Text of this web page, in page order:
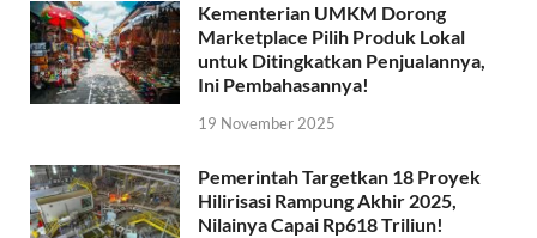
Kementerian UMKM Dorong
Marketplace Pilih Produk Lokal
untuk Ditingkatkan Penjualannya,
Ini Pembahasannya!
19 November 2025
Pemerintah Targetkan 18 Proyek
Hilirisasi Rampung Akhir 2025,
Nilainya Capai Rp618 Triliun!